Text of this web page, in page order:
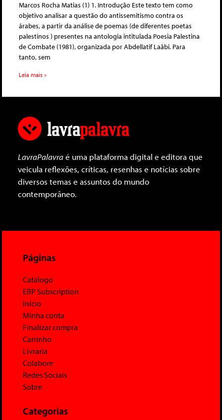
Marcos Rocha Matias (1) 1. Introdução Este texto tem como
objetivo analisar a questão do antissemitismo contra os
árabes, a partir da análise de poemas (de diferentes poetas
palestinos ) presentes na antologia intitulada Poesia Palestina
de Combate (1981), organizada por Abdellatif Laâbi. Para
tanto, sem
Leia mais »
LavraPalavraé uma plataforma digital e editora que
veicula reflexões, críticas, resenhas e notícias sobre
diversos temas e assuntos do mundo
contemporâneo.
Páginas
Catálogo
ERP Subscription
Início
Minha conta
Finalizar compra
Carrinho
Livraria
Colabore
Redes Sociais
Sobre
Categorias